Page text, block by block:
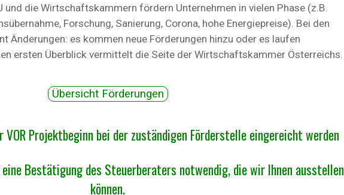
und die Wirtschaftskammern fördern Unternehmen in vielen Phase (z.B.
Forschung, Sanierung, Corona, hohe Energiepreise). Bei den
Änderungen: es kommen neue Förderungen hinzu oder es laufen
ersten Überblick vermittelt die Seite der Wirtschaftskammer Österreichs.
Übersicht Förderungen
VOR Projektbeginn bei der zuständigen Förderstelle eingereicht werden
Bestätigung des Steuerberaters notwendig, die wir Ihnen ausstellen
können.